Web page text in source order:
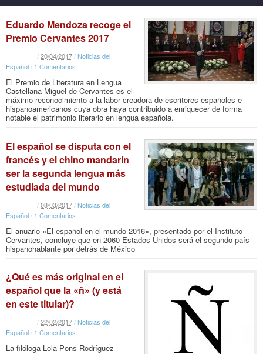
Eduardo Mendoza recoge el
Premio Cervantes 2017
/20/04/2017/Noticias del
Español/ 1 Comentarios
El Premio de Literatura en Lengua
Castellana Miguel de Cervantes es el
máximo reconocimiento a la labor creadora de escritores españoles e
hispanoamericanos cuya obra haya contribuido a enriquecer de forma
notable el patrimonio literario en lengua española.
El español se disputa con el
francés y el chino mandarín
ser la segunda lengua más
estudiada del mundo
/08/03/2017/Noticias del
Español/ 1 Comentarios
El anuario «El español en el mundo 2016», presentado por el Instituto
Cervantes, concluye que en 2060 Estados Unidos será el segundo país
hispanohablante por detrás de México
¿Qué es más original en el
español que la «ñ» (y está
en este titular)?
/22/02/2017/Noticias del
Español/ 1 Comentarios
La filóloga Lola Pons Rodríguez